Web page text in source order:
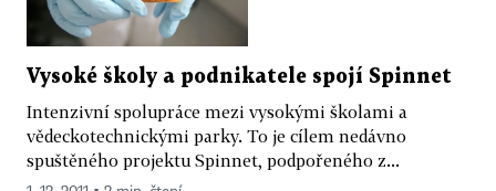
Vysoké školy a podnikatele spojí Spinnet
Intenzivní spolupráce mezi vysokými školami a
vědeckotechnickými parky. To je cílem nedávno
spuštěného projektu Spinnet, podpořeného z...